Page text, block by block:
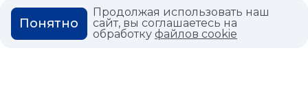
КОНТАКТЫ
МАГАЗИНЫ
Продолжая использовать наш
сайт, вы соглашаетесь на
обработкуфайлов cookie
Понятно